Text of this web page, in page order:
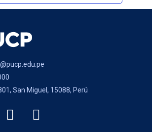
San Miguel, 15088, Perú